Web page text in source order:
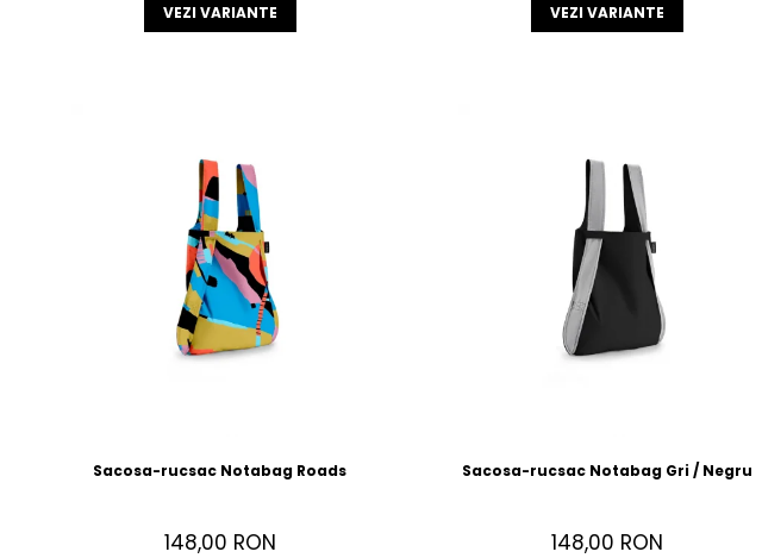
VEZI VARIANTE VEZI VARIANTE
Sacosa-rucsac Notabag Roads
148,00 RON
Sacosa-rucsac Notabag Gri / Negru
148,00 RON